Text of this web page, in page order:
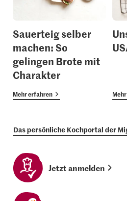
Sauerteig selber
machen: So
gelingen Brote mit
Charakter
Mehr erfahren
Das persönliche Kochportal der
Jetzt anmelden